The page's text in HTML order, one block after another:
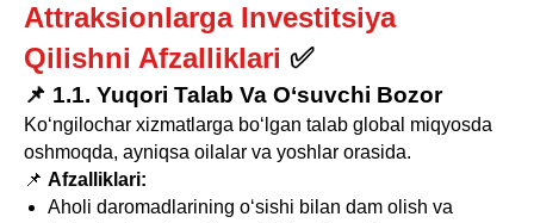
Attraksionlarga Investitsiya
Qilishni Afzalliklari ✅
📌 1.1. Yuqori Talab Va O‘suvchi Bozor
Ko‘ngilochar xizmatlarga bo‘lgan talab global miqyosda
oshmoqda, ayniqsa oilalar va yoshlar orasida.
📌 Afzalliklari:
Aholi daromadlarining o‘sishi bilan dam olish va